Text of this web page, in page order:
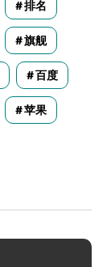
排名
旗舰
百度
苹果